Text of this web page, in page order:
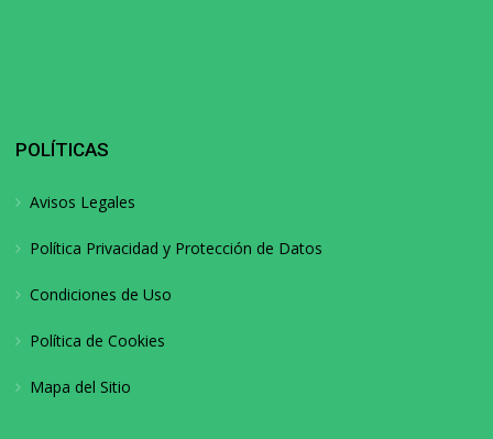
POLÍTICAS
Avisos Legales
Política Privacidad y Protección de Datos
Condiciones de Uso
Política de Cookies
Mapa del Sitio